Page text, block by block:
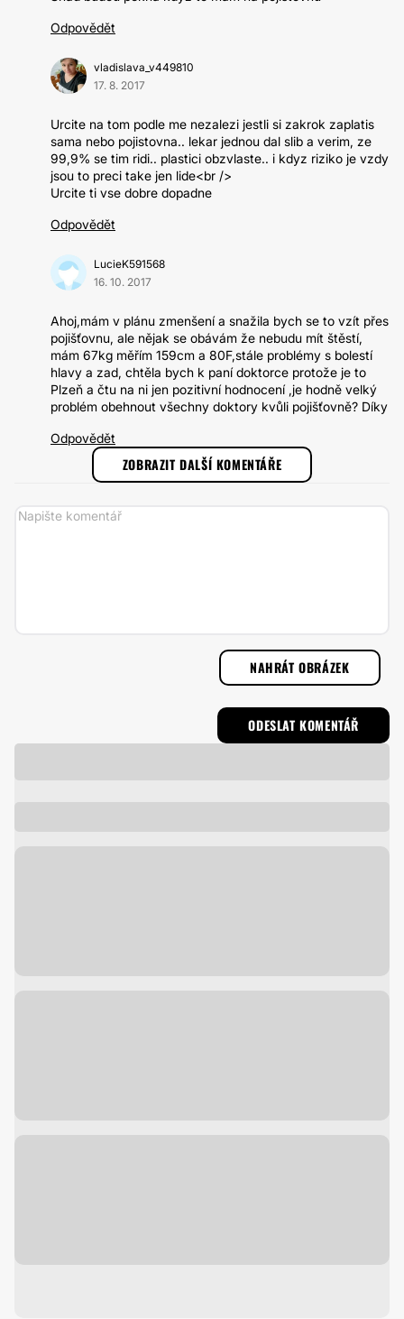
Odpovědět
vladislava_v449810
17. 8. 2017
Urcite na tom podle me nezalezi jestli si zakrok zaplatis
sama nebo pojistovna.. lekar jednou dal slib a verim, ze
99,9% se tim ridi.. plastici obzvlaste.. i kdyz riziko je vzdy
jsou to preci take jen lide<br />
Urcite ti vse dobre dopadne
Odpovědět
LucieK591568
16. 10. 2017
Ahoj,mám v plánu zmenšení a snažila bych se to vzít přes
pojišťovnu, ale nějak se obávám že nebudu mít štěstí,
mám 67kg měřím 159cm a 80F,stále problémy s bolestí
hlavy a zad, chtěla bych k paní doktorce protože je to
Plzeň a čtu na ni jen pozitivní hodnocení ,je hodně velký
problém obehnout všechny doktory kvůli pojišťovně? Díky
Odpovědět
ZOBRAZIT DALŠÍ KOMENTÁŘE
NAHRÁT OBRÁZEK